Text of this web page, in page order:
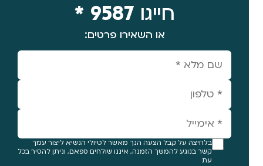
חייגו 9587 *
או השאירו פרטים:
בלחיצה על קבל הצעה הנך מאשר לטיולי הנשיא ליצור עמך
קשר בנוגע להמשך הזמנה, איננו שולחים ספאם, וניתן להסיר בכל
עת